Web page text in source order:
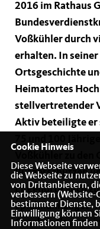
2016 im Rathaus
Voßkühler durch
erhalten. In
Ortsgeschichte
Heimatortes
stellvertretender
Aktiv beteiligte er
Bürgerschützen
Er gehörte auch
Spielmannzuges.
Gescher als auch
Cookie Hinweis
Diese Webseite
die Webseite zu
von Drittanbietern,
verbessern
bestimmter Dienste,
Einwilligung können
Informationen finden